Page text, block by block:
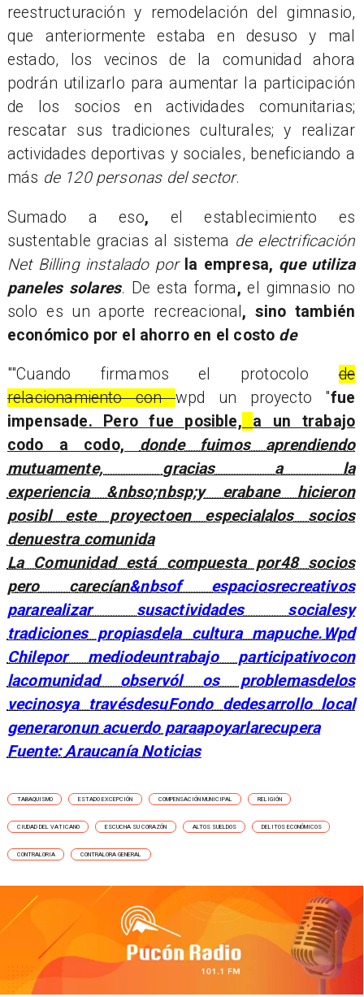
reestructuración y remodelación del gimnasio,
que anteriormente estaba en desuso y mal
estado, los vecinos de la comunidad ahora
podrán utilizarlo para aumentar la participación
de los socios en actividades comunitarias;
rescatar sus tradiciones culturales; y realizar
actividades deportivas y sociales, beneficiando a
más de 120 personas del sector.
Sumado a eso, el establecimiento es
sustentable gracias al sistema de electrificación
Net Billing instalado por la empresa, que utiliza
paneles solares. De esta forma, el gimnasio no
solo es un aporte recreacional , sino también
económico por el ahorro en el costo de
" Cuando firmamos el protocolode
relacionamiento conwpd un proyecto
fue
impensade. Pero fue posible,
a un trabajo
codo a codo, donde fuimos aprendiendo
mutuamente, gracias a la
experiencia &nbso;nbsp;y erabane hicieron
posibl este proyectoen especialalos socios
denuestra comunida
La Comunidad está compuesta por48 socios
pero carecían&nbsof espaciosrecreativos
pararealizar susactividades socialesy
tradiciones propiasdela cultura mapuche.Wpd
Chilepor mediodeuntrabajo participativocon
lacomunidad observól os problemasdelos
vecinosya travésdesuFondo dedesarrollo local
generaronun acuerdo paraapoyarlarecupera
Fuente:Araucanía Noticias
TABAQUISMO ESTADO EXCEPCIÓN COMPENSACIÓN MUNICIPAL RELIGIÓN
CIUDAD DEL VATICANO ESCUCHA SU CORAZÓN ALTOS SUELDOS DELITOS ECONÓMICOS
CONTRALORIA CONTRALORA GENERAL